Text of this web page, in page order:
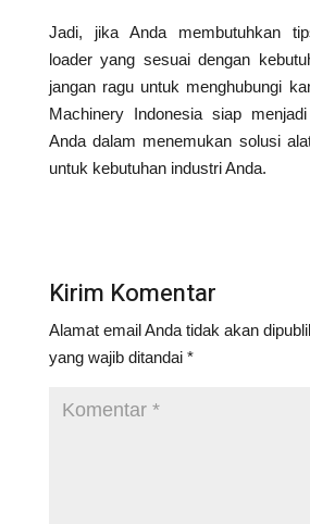
Jadi, jika Anda membutuhkan
loader yang sesuai dengan
jangan ragu untuk menghubungi
Machinery Indonesia siap
Anda dalam menemukan solusi
untuk kebutuhan industri Anda.
Kirim Komentar
Alamat email Anda tidak akan
yang wajib ditandai *